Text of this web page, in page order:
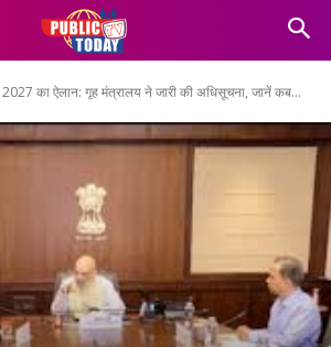
का ऐलान: गृह मंत्रालय ने जारी की अधिसूचना, जानें कब...